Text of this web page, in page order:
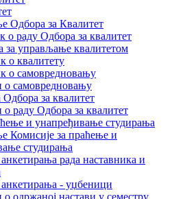
Одбора за Квалитет
о раду Одбора за квалитет
за управљање квалитетом
о квалитету
о самовредновању
о самовредновању
за квалитет
о раду Одбора за квалитет
и унапређивање студирања
Комисије за праћење и
студирања
анкетирања рада наставника и
анкетирања - уџбеници
о одржаној настави у семестру